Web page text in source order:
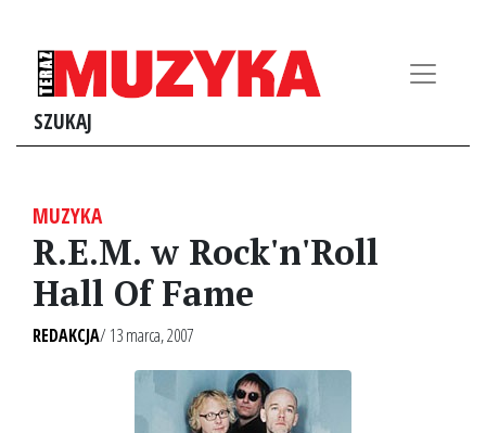
SZUKAJ
MUZYKA
R.E.M. w Rock'n'Roll
Hall Of Fame
REDAKCJA/ 13 marca, 2007